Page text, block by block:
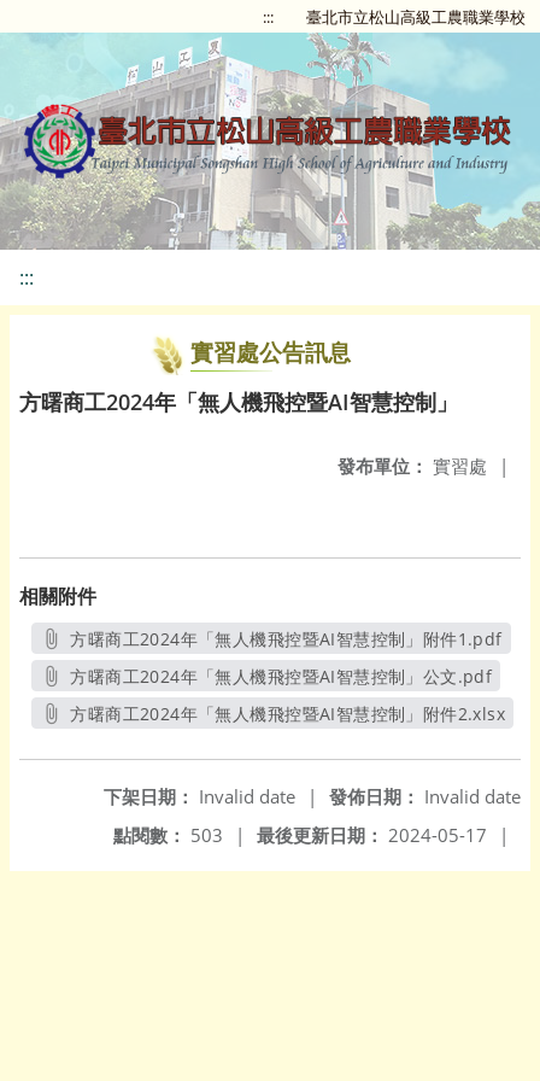
::: 臺北市立松山高級工農職業學校
:::
實習處公告訊息
方曙商工2024年「無人機飛控暨AI智慧控制」
發布單位： 實習處 |
相關附件
方曙商工2024年「無人機飛控暨AI智慧控制」附件1.pdf
另開新視窗
方曙商工2024年「無人機飛控暨AI智慧控制」公文.pdf
另開新視窗
方曙商工2024年「無人機飛控暨AI智慧控制」附件2.xlsx
發佈日期： Invalid date
下架日期： Invalid date
|
最後更新日期： 2024-05-17 |
點閱數： 503 |